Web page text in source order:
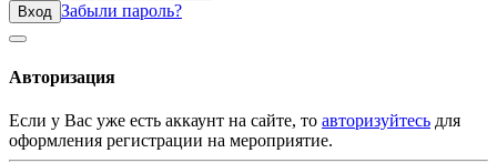
Вход Забыли пароль?
Авторизация
Если у Вас уже есть аккаунт на сайте, то авторизуйтесь для
оформления регистрации на мероприятие.